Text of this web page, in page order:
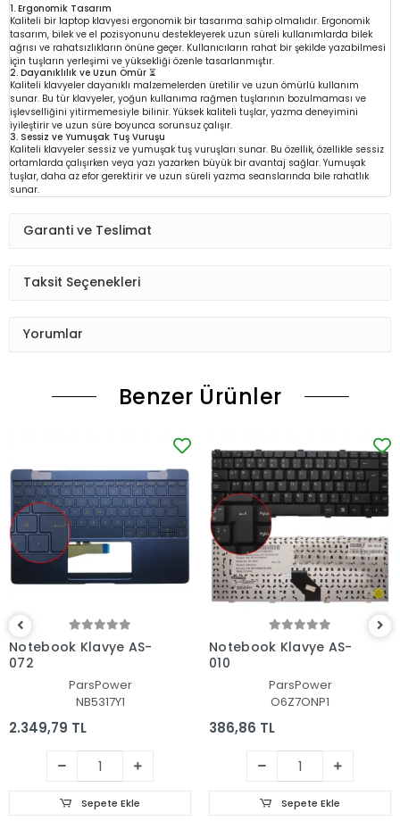
1. Ergonomik Tasarım
Kaliteli bir laptop klavyesi ergonomik bir tasarıma sahip olmalıdır. Ergonomik
tasarım, bilek ve el pozisyonunu destekleyerek uzun süreli kullanımlarda bilek
ağrısı ve rahatsızlıkların önüne geçer. Kullanıcıların rahat bir şekilde yazabilmesi
için tuşların yerleşimi ve yüksekliği özenle tasarlanmıştır.
2. Dayanıklılık ve Uzun Ömür ⏳
Kaliteli klavyeler dayanıklı malzemelerden üretilir ve uzun ömürlü kullanım
sunar. Bu tür klavyeler, yoğun kullanıma rağmen tuşlarının bozulmaması ve
işlevselliğini yitirmemesiyle bilinir. Yüksek kaliteli tuşlar, yazma deneyimini
iyileştirir ve uzun süre boyunca sorunsuz çalışır.
3. Sessiz ve Yumuşak Tuş Vuruşu
Kaliteli klavyeler sessiz ve yumuşak tuş vuruşları sunar. Bu özellik, özellikle sessiz
ortamlarda çalışırken veya yazı yazarken büyük bir avantaj sağlar. Yumuşak
tuşlar, daha az efor gerektirir ve uzun süreli yazma seanslarında bile rahatlık
sunar.
Garanti ve Teslimat
Taksit Seçenekleri
Yorumlar
Benzer Ürünler
Notebook Klavye AS-
072
ParsPower
NB5317Y1
2.349,79 TL
Sepete Ekle
Notebook Klavye AS-
010
ParsPower
O6Z7ONP1
386,86 TL
Sepete Ekle